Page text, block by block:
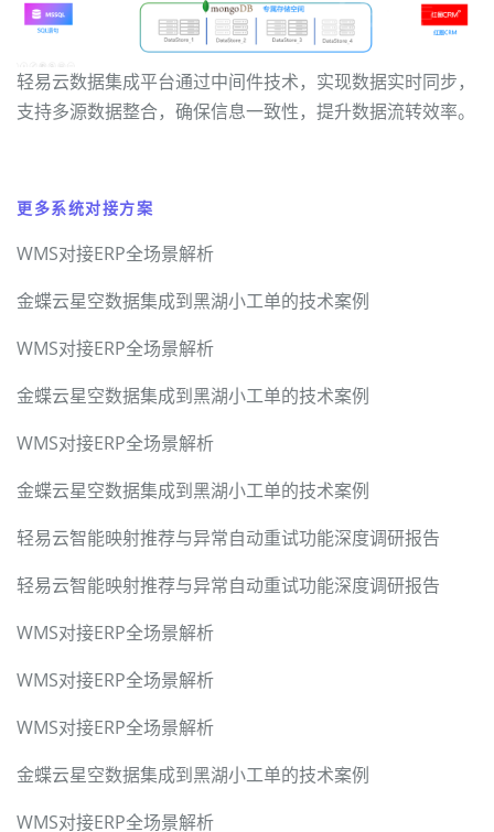
轻易云数据集成平台通过中间件技术，实现数据实时同步，
支持多源数据整合，确保信息一致性，提升数据流转效率。
更多系统对接方案
WMS对接ERP全场景解析
金蝶云星空数据集成到黑湖小工单的技术案例
WMS对接ERP全场景解析
金蝶云星空数据集成到黑湖小工单的技术案例
WMS对接ERP全场景解析
金蝶云星空数据集成到黑湖小工单的技术案例
轻易云智能映射推荐与异常自动重试功能深度调研报告
轻易云智能映射推荐与异常自动重试功能深度调研报告
WMS对接ERP全场景解析
WMS对接ERP全场景解析
WMS对接ERP全场景解析
金蝶云星空数据集成到黑湖小工单的技术案例
WMS对接ERP全场景解析